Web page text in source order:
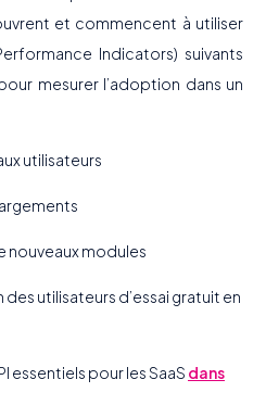
et commencent à utiliser
Indicators) suivants
mesurer l’adoption dans un
utilisateurs
nouveaux modules
utilisateurs d’essai gratuit en
essentiels pour les SaaS dans